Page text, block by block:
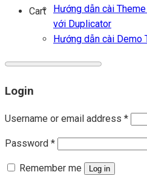
Cart
Hướng dẫn cài
với Duplicator
Hướng dẫn cài Demo
Login
Username or email address *
Password *
Remember me Log in